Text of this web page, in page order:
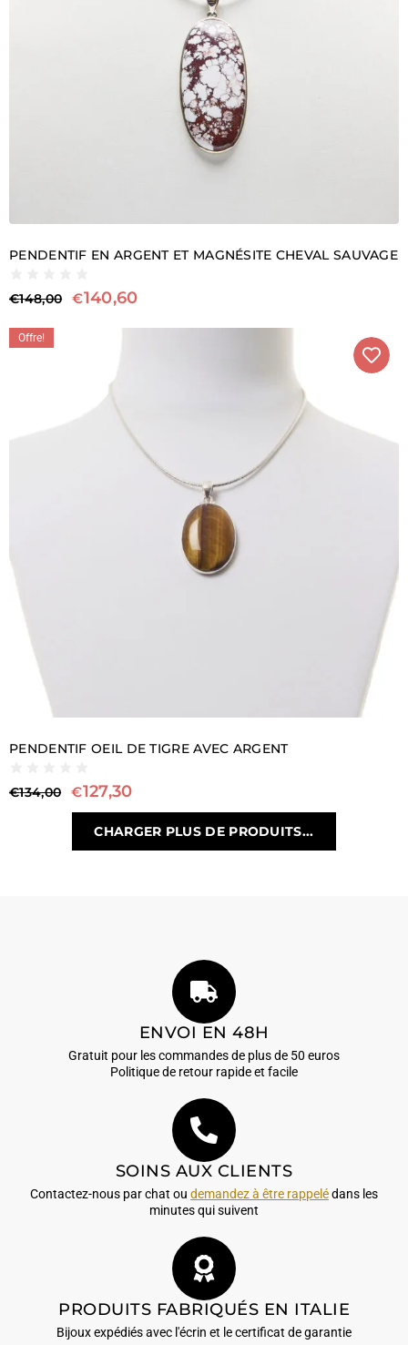
PENDENTIF EN ARGENT ET MAGNÉSITE CHEVAL SAUVAGE
€148,00 €140,60
Offre!
PENDENTIF OEIL DE TIGRE AVEC ARGENT
€134,00 €127,30
CHARGER PLUS DE PRODUITS...
ENVOI EN 48H
Gratuit pour les commandes de plus de 50 euros
Politique de retour rapide et facile
SOINS AUX CLIENTS
Contactez-nous par chat ou demandez à être rappelédans les
minutes qui suivent
PRODUITS FABRIQUÉS EN ITALIE
Bijoux expédiés avec l'écrin et le certificat de garantie